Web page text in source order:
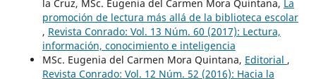
la Cruz, MSc. Eugenia del Carmen Mora Quintana, La
promoción de lectura más allá de la biblioteca escolar
, Revista Conrado: Vol. 13 Núm. 60 (2017): Lectura,
información, conocimiento e inteligencia
MSc. Eugenia del Carmen Mora Quintana, Editorial ,
Revista Conrado: Vol. 12 Núm. 52 (2016): Hacia la